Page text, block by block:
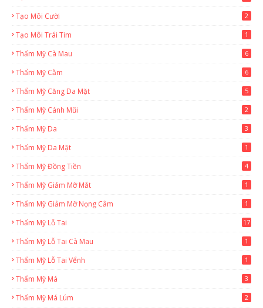
Tạo Môi Cười 2
Tạo Môi Trái Tim 1
Thẩm Mỹ Cà Mau 6
Thẩm Mỹ Cằm 6
Thẩm Mỹ Căng Da Mặt 5
Thẩm Mỹ Cánh Mũi 2
Thẩm Mỹ Da 3
Thẩm Mỹ Da Mặt 1
Thẩm Mỹ Đồng Tiền 4
Thẩm Mỹ Giảm Mỡ Mắt 1
Thẩm Mỹ Giảm Mỡ Nọng Cằm 1
Thẩm Mỹ Lỗ Tai 17
Thẩm Mỹ Lỗ Tai Cà Mau 1
Thẩm Mỹ Lỗ Tai Vểnh 1
Thẩm Mỹ Má 3
Thẩm Mỹ Má Lúm 2